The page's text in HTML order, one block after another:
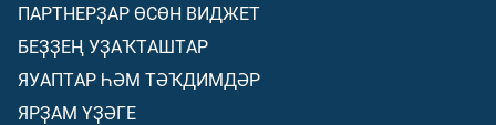
ПАРТНЕРҘАР ӨСӨН ВИДЖЕТ
БЕҘҘЕҢ УҘАҠТАШТАР
ЯУАПТАР ҺӘМ ТӘҠДИМДӘР
ЯРҘАМ ҮҘӘГЕ